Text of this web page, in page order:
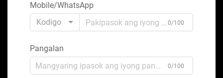
Mobile/WhatsApp
Kodigo
0/100
Pangalan
0/100